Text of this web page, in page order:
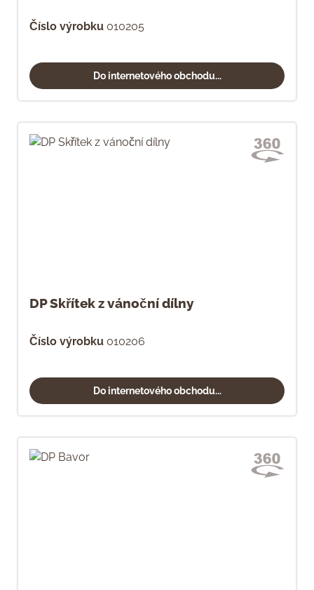
Číslo výrobku 010205
Do internetového obchodu...
DP Skřítek z vánoční dílny
Číslo výrobku 010206
Do internetového obchodu...